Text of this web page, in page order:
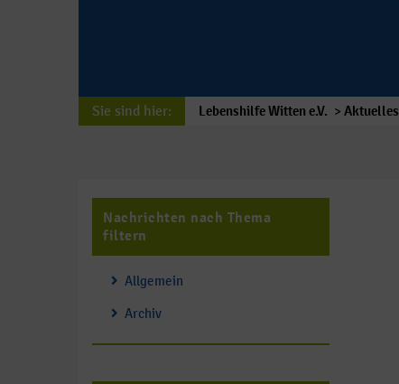
Sie sind hier: Lebenshilfe Witten e.V. > Aktuelles
Nachrichten nach Thema
filtern
Allgemein
Archiv